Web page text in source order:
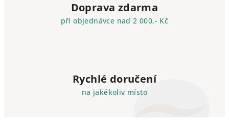
Doprava zdarma
při objednávce nad 2 000,- Kč
Rychlé doručení
na jakékoliv místo